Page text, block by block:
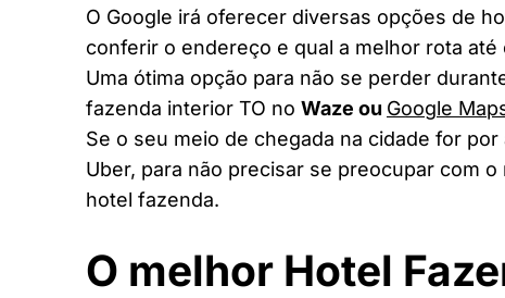
O Google irá oferecer diversas opções de
conferir o endereço e qual a melhor rota
Uma ótima opção para não se perder
fazenda interior TO no Waze ou Google
Se o seu meio de chegada na cidade for
Uber, para não precisar se preocupar com
hotel fazenda.
O melhor Hotel